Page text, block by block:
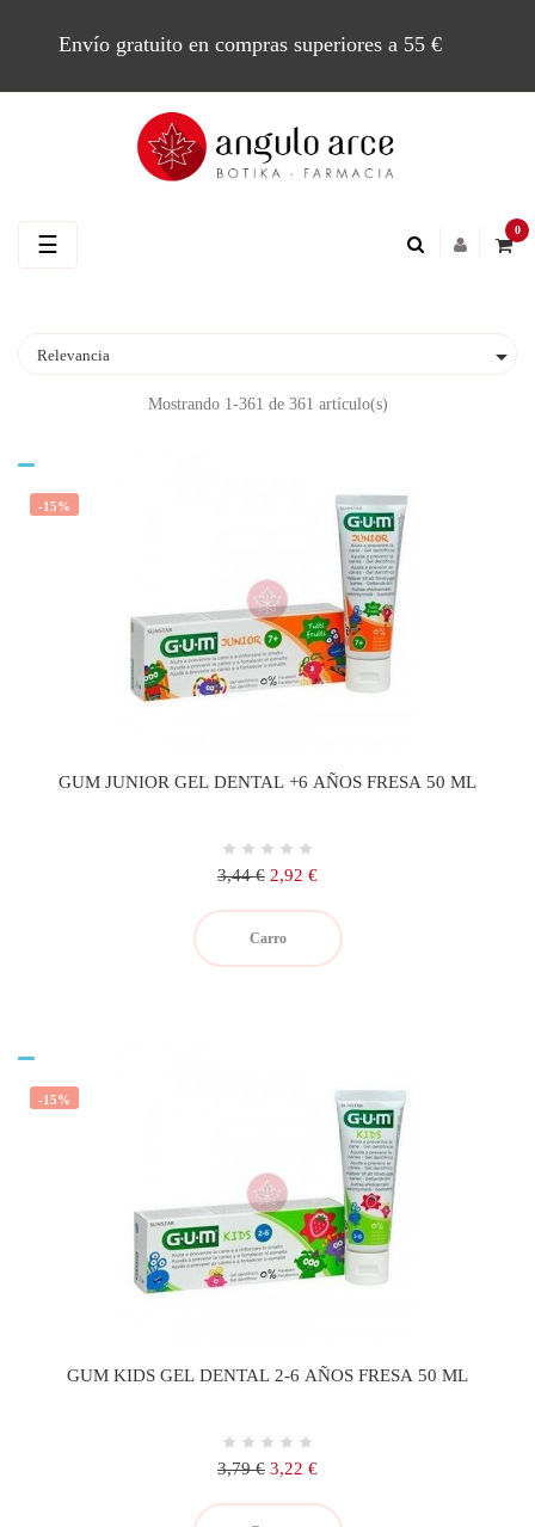
Envío gratuito en compras superiores a 55 €
0
Navegación
☰
Relevancia 
Mostrando 1-361 de 361 artículo(s)
-15%
GUM JUNIOR GEL DENTAL +6 AÑOS FRESA 50 ML
Precio
3,44 € Precio
2,92 €
Carro
-15%
GUM KIDS GEL DENTAL 2-6 AÑOS FRESA 50 ML
Precio
3,79 € Precio
3,22 €